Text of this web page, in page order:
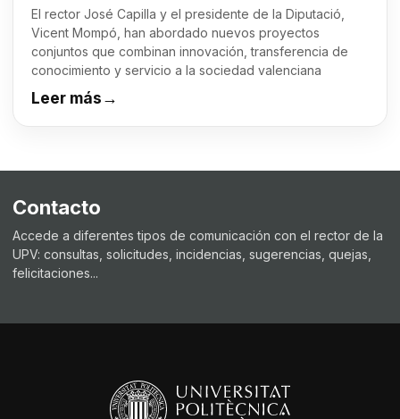
El rector José Capilla y el presidente de la Diputació,
Vicent Mompó, han abordado nuevos proyectos
conjuntos que combinan innovación, transferencia de
conocimiento y servicio a la sociedad valenciana
Leer más→
Contacto
Accede a diferentes tipos de comunicación con el rector de la
UPV: consultas, solicitudes, incidencias, sugerencias, quejas,
felicitaciones...